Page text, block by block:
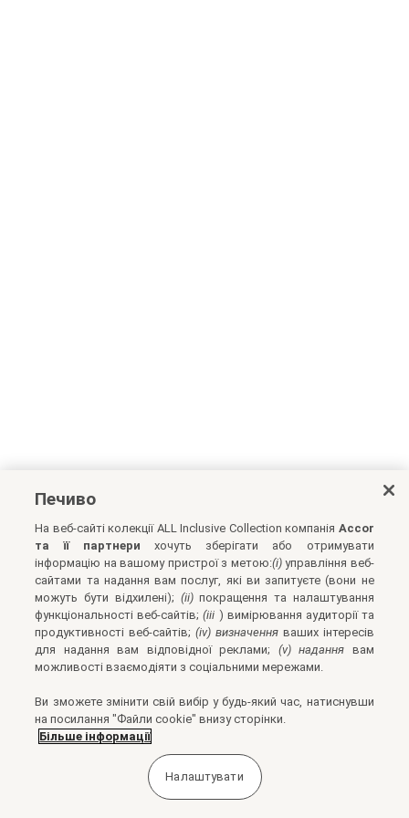
Печиво
На веб-сайті колекції ALL Inclusive Collection компанія Accor
та її партнери хочуть зберігати або отримувати
інформацію на вашому пристрої з метою:(i)управління веб-
сайтами та надання вам послуг, які ви запитуєте (вони не
можуть бути відхилені); (ii)покращення та налаштування
функціональності веб-сайтів;(iii ) вимірювання аудиторії та
продуктивності веб-сайтів;(iv) визначенняваших інтересів
для надання вам відповідної реклами; (v) надання вам
можливості взаємодіяти з соціальними мережами.
Ви зможете змінити свій вибір у будь-який час, натиснувши
на посилання "Файли cookie" внизу сторінки.
Більше інформації
Налаштувати